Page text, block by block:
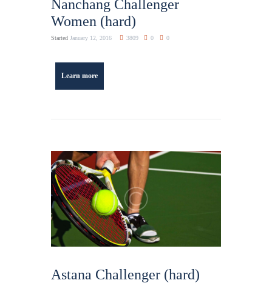
Nanchang Challenger
Women (hard)
Started January 12, 2016 3809 0 0
Learn more
Astana Challenger (hard)